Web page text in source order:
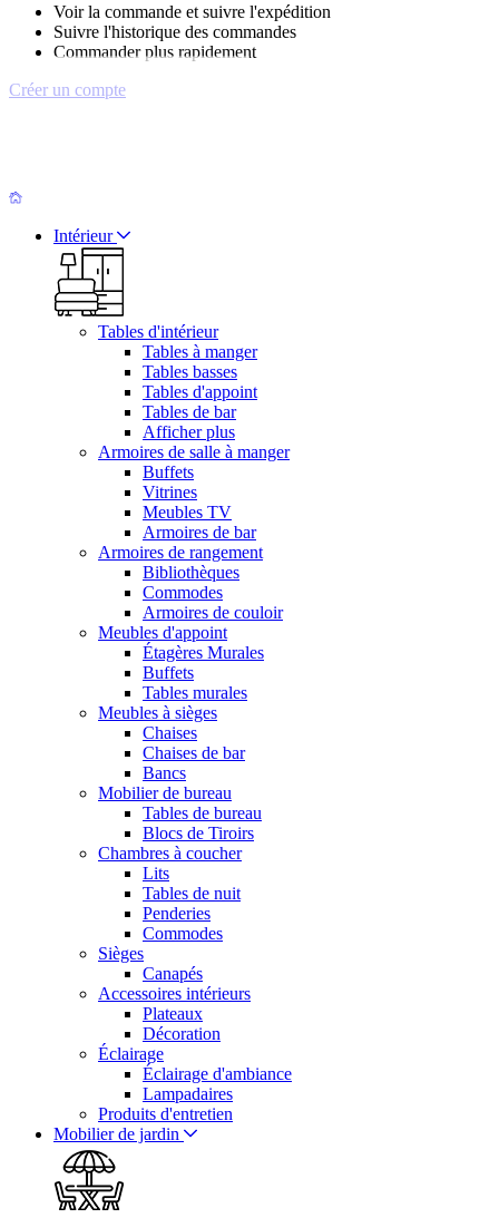
Voir la commande et suivre l'expédition
Suivre l'historique des commandes
Commander plus rapidement
Créer un compte
Intérieur
Tables d'intérieur
Tables à manger
Tables basses
Tables d'appoint
Tables de bar
Afficher plus
Armoires de salle à manger
Buffets
Vitrines
Meubles TV
Armoires de bar
Armoires de rangement
Bibliothèques
Commodes
Armoires de couloir
Meubles d'appoint
Étagères Murales
Buffets
Tables murales
Meubles à sièges
Chaises
Chaises de bar
Bancs
Mobilier de bureau
Tables de bureau
Blocs de Tiroirs
Chambres à coucher
Lits
Tables de nuit
Penderies
Commodes
Sièges
Canapés
Accessoires intérieurs
Plateaux
Décoration
Éclairage
Éclairage d'ambiance
Lampadaires
Produits d'entretien
Mobilier de jardin